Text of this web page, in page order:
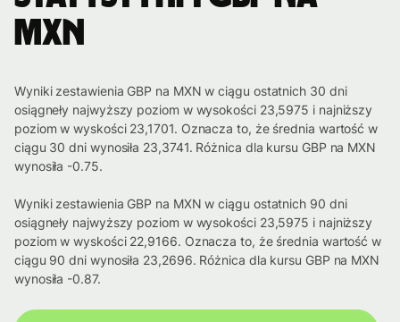
MXN
Wyniki zestawienia GBP na MXN w ciągu ostatnich 30 dni
osiągneły najwyższy poziom w wysokości 23,5975 i najniższy
poziom w wyskości 23,1701. Oznacza to, że średnia wartość w
ciągu 30 dni wynosiła 23,3741. Różnica dla kursu GBP na MXN
wynosiła -0.75.
Wyniki zestawienia GBP na MXN w ciągu ostatnich 90 dni
osiągneły najwyższy poziom w wysokości 23,5975 i najniższy
poziom w wyskości 22,9166. Oznacza to, że średnia wartość w
ciągu 90 dni wynosiła 23,2696. Różnica dla kursu GBP na MXN
wynosiła -0.87.